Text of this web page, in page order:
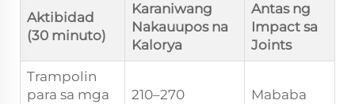
Aktibidad
(30 minuto)
Karaniwang
Nakauupos na
Kalorya
Antas ng
Impact sa
Joints
Trampolin
para sa mga
210–270 Mababa